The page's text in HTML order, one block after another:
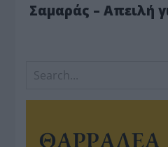
Σαμαράς – Απειλή